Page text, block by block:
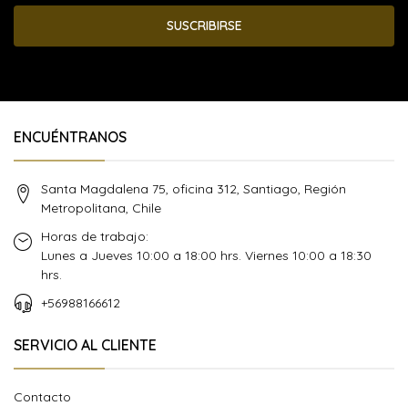
SUSCRIBIRSE
ENCUÉNTRANOS
Santa Magdalena 75, oficina 312, Santiago, Región
Metropolitana, Chile
Horas de trabajo:
Lunes a Jueves 10:00 a 18:00 hrs. Viernes 10:00 a 18:30
hrs.
+56988166612
SERVICIO AL CLIENTE
Contacto